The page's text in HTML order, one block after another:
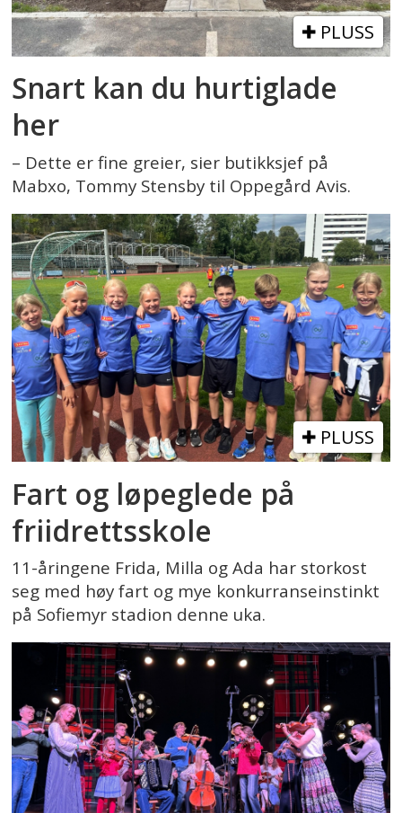
PLUSS
Snart kan du hurtiglade
her
– Dette er fine greier, sier butikksjef på
Mabxo, Tommy Stensby til Oppegård Avis.
PLUSS
Fart og løpeglede på
friidrettsskole
11-åringene Frida, Milla og Ada har storkost
seg med høy fart og mye konkurranseinstinkt
på Sofiemyr stadion denne uka.